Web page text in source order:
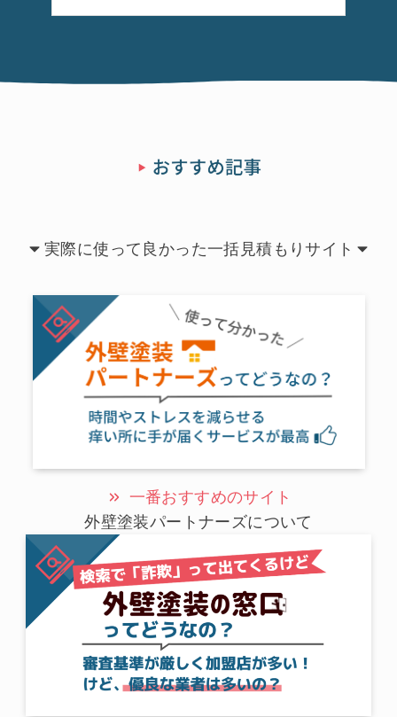
実際に使って良かった一括見積もりサイト
一番おすすめのサイト
外壁塗装パートナーズについて